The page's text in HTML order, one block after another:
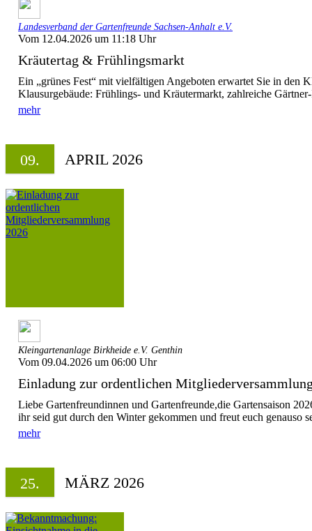
Landesverband der Gartenfreunde Sachsen-Anhalt e.V.
Vom 12.04.2026 um 11:18 Uhr
Kräutertag & Frühlingsmarkt
Ein „grünes Fest“ mit vielfältigen Angeboten erwartet Sie in den
Klausurgebäude: Frühlings- und Kräutermarkt, zahlreiche
mehr
09. APRIL 2026
Kleingartenanlage Birkheide e.V. Genthin
Vom 09.04.2026 um 06:00 Uhr
Einladung zur ordentlichen
Liebe Gartenfreundinnen und Gartenfreunde,die Gartensaison
ihr seid gut durch den Winter gekommen und freut euch genauso
mehr
25. MÄRZ 2026